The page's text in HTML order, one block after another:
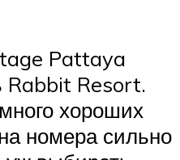
Pattaya
Rabbit Resort.
хороших
номера сильно